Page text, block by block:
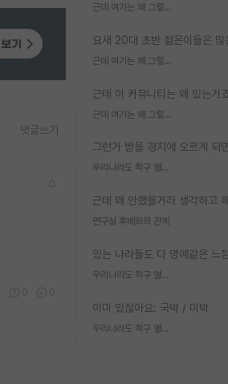
근데 여기는 왜 그렇게 SPK를 물어보는거임?
근데 여기는 왜 그렇게 SPK를 물어보는거임?
근데 여기는 왜 그렇게 SPK를 물어보는거임?
우리나라도 학구 열풍보면 Higher Doctorate 학위가 필요하다고 봅니다.
근데 왜 안했을거라 생각하고
연구실 후배와의 관계
우리나라도 학구 열풍보면 Higher Doctorate 학위가 필요하다고 봅니다.
이미 있잖아요: 국박 / 미박
우리나라도 학구 열풍보면 Higher Doctorate 학위가 필요하다고 봅니다.
댓글쓰기